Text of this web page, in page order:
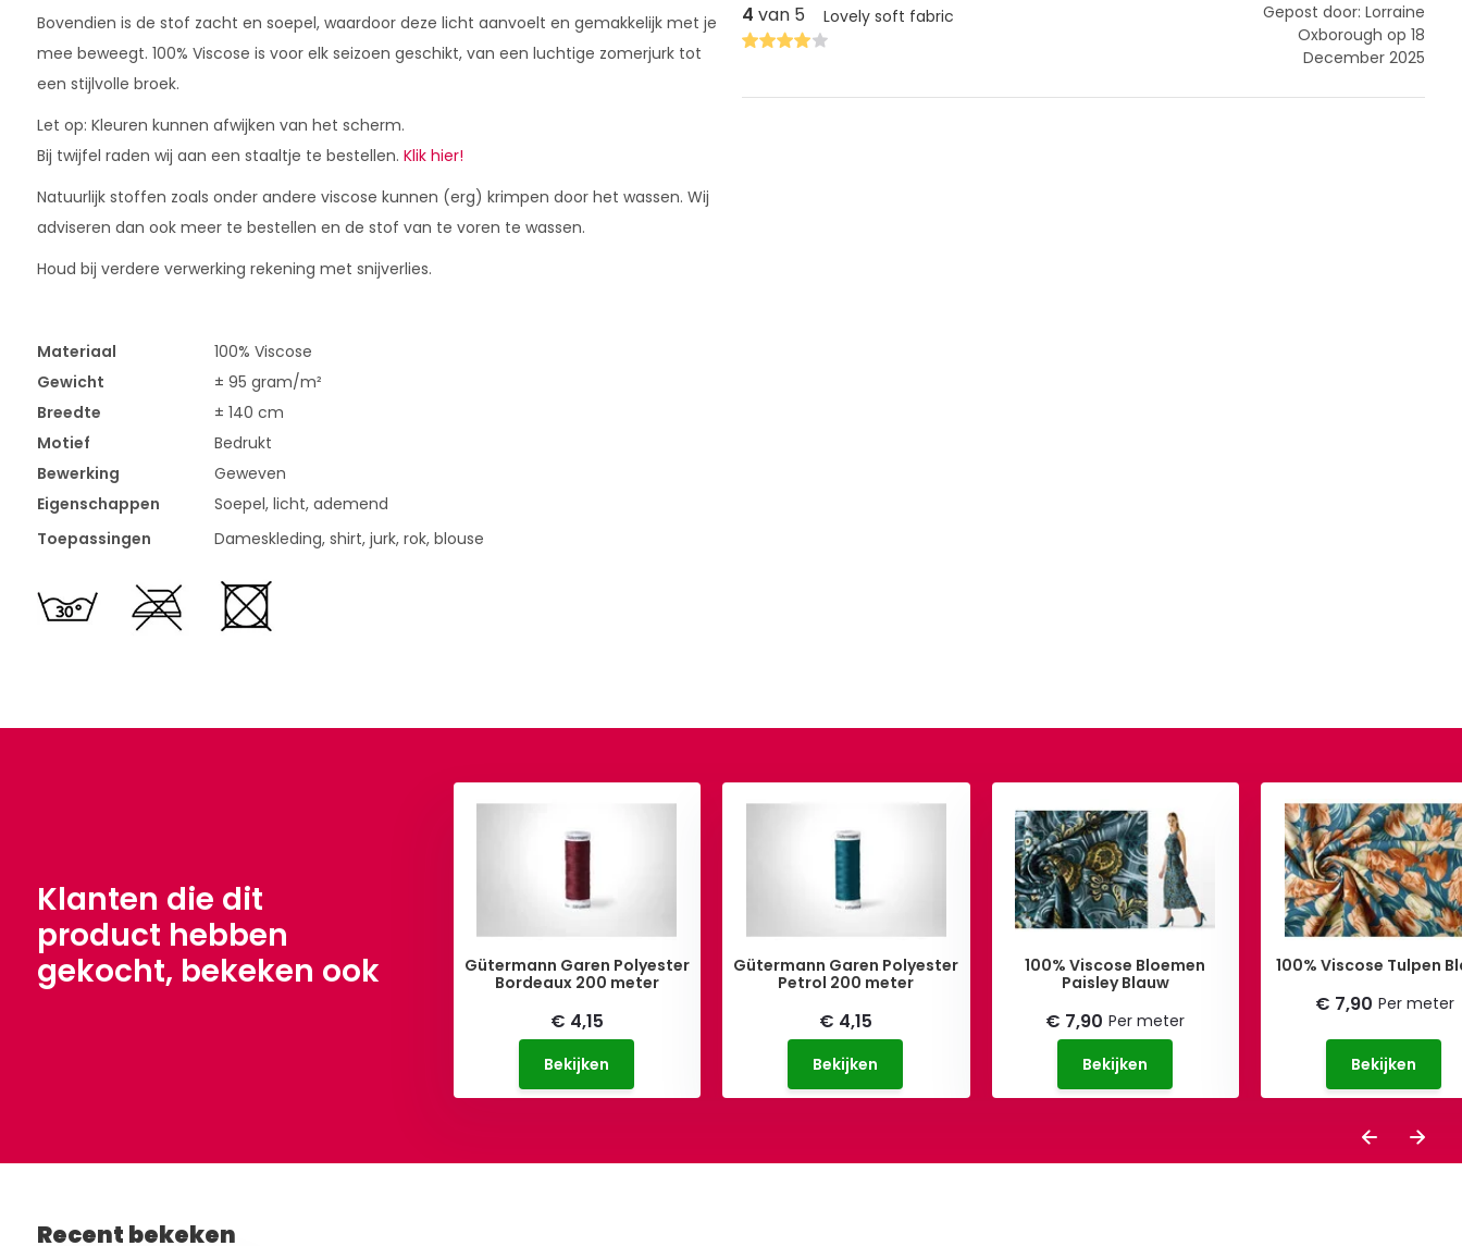
Bovendien is de stof zacht en soepel, waardoor deze licht aanvoelt en gemakkelijk met je
mee beweegt. 100% Viscose is voor elk seizoen geschikt, van een luchtige zomerjurk tot
een stijlvolle broek.
Let op: Kleuren kunnen afwijken van het scherm.
Bij twijfel raden wij aan een staaltje te bestellen. Klik hier!
Natuurlijk stoffen zoals onder andere viscose kunnen (erg) krimpen door het wassen. Wij
adviseren dan ook meer te bestellen en de stof van te voren te wassen.
Houd bij verdere verwerking rekening met snijverlies.
Materiaal
100% Viscose
Gewicht
± 95 gram/m²
Breedte
± 140 cm
Motief
Bedrukt
Bewerking
Geweven
Eigenschappen
Soepel, licht, ademend
Toepassingen
Dameskleding, shirt, jurk, rok, blouse
4 van 5 Lovely soft fabric
Gepost door: Lorraine
Oxborough op 18
December 2025
Klanten die dit
product hebben
gekocht, bekeken ook
€ 7,90
Gütermann Garen Polyester
Bordeaux 200 meter
€ 4,15
Bekijken
Gütermann Garen Polyester
Petrol 200 meter
€ 4,15
Bekijken
100% Viscose Bloemen
Paisley Blauw
€ 7,90 Per meter
Bekijken
100% Viscose Tulpen
€ 7,90 Per meter
Bekijken
Recent bekeken